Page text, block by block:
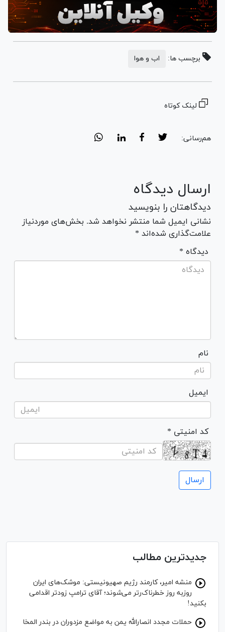
برچسب ها: اب و هوا
لینک کوتاه
هم‌رسانی:
ارسال دیدگاه
دیدگاهتان را بنویسید
نشانی ایمیل شما منتشر نخواهد شد. بخش‌های موردنیاز
علامت‌گذاری شده‌اند *
* دیدگاه
نام
ایمیل
* کد امنیتی
جدیدترین مطالب
منشه امیر، کارمند رژیم صهیونیستی: موشک‌های ایران
روزبه روز خطرناک‌رتر می‌شوند؛ آقای ترامپ زودتر اقدامی
بکنید!
حملات مجدد انصارالله یمن به مواضع مزدوران در بندر المخا